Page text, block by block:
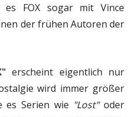
es FOX sogar mit Vince
der frühen Autoren der
erscheint eigentlich nur
wird immer größer
es Serien wie "Lost"oder